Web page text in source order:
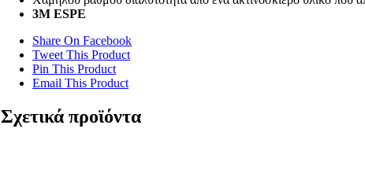
3M ESPE
Share On Facebook
Tweet This Product
Pin This Product
Email This Product
Σχετικά προϊόντα